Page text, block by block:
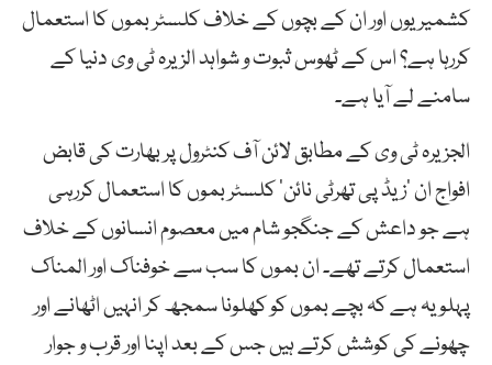
کشمیریوں اور ان کے بچوں کے خلاف کلسٹر بموں کا استعمال
کررہا ہے؟ اس کے ٹھوس ثبوت و شواہد الزیرہ ٹی وی دنیا کے
سامنے لے آیا ہے۔
الجزیرہ ٹی وی کے مطابق لائن آف کنٹرول پر بھارت کی قابض
افواج ان ’زیڈ پی تھرٹی نائن‘ کلسٹر بموں کا استعمال کررہی
ہے جو داعش کے جنگجو شام میں معصوم انسانوں کے خلاف
استعمال کرتے تھے۔ ان بموں کا سب سے خوفناک اور المناک
پہلو یہ ہے کہ بچے بموں کو کھلونا سمجھ کر انہیں اٹھانے اور
چھونے کی کوشش کرتے ہیں جس کے بعد اپنا اور قرب و جوار